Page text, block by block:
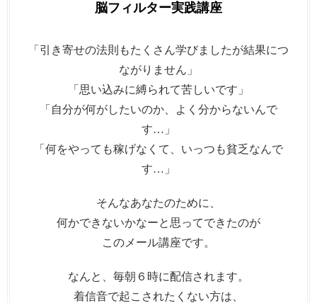
脳フィルター実践講座
「引き寄せの法則もたくさん学びましたが結果につ
ながりません」
「思い込みに縛られて苦しいです」
「自分が何がしたいのか、よく分からないんで
す…」
「何をやっても稼げなくて、いっつも貧乏なんで
す…」
そんなあなたのために、
何かできないかなーと思ってできたのが
このメール講座です。
なんと、毎朝６時に配信されます。
着信音で起こされたくない方は、